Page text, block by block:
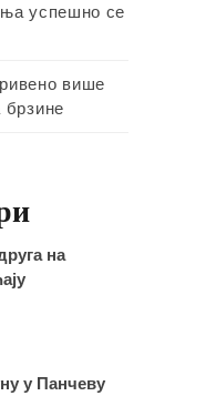
успешно се
више
брзине
на
у Панчеву